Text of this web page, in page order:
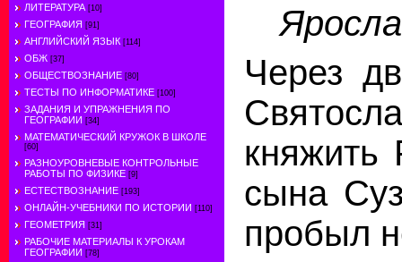
ЛИТЕРАТУРА [10]
ГЕОГРАФИЯ [91]
АНГЛИЙСКИЙ ЯЗЫК [114]
ОБЖ [37]
ОБЩЕСТВОЗНАНИЕ [80]
ТЕСТЫ ПО ИНФОРМАТИКЕ [100]
ЗАДАНИЯ И УПРАЖНЕНИЯ ПО
ГЕОГРАФИИ [34]
МАТЕМАТИЧЕСКИЙ КРУЖОК В ШКОЛЕ
[60]
РАЗНОУРОВНЕВЫЕ КОНТРОЛЬНЫЕ
РАБОТЫ ПО ФИЗИКЕ [9]
ЕСТЕСТВОЗНАНИЕ [193]
ОНЛАЙН-УЧЕБНИКИ ПО ИСТОРИИ [110]
ГЕОМЕТРИЯ [31]
РАБОЧИЕ МАТЕРИАЛЫ К УРОКАМ
ГЕОГРАФИИ [78]
Через
княжить
сына
пробыл